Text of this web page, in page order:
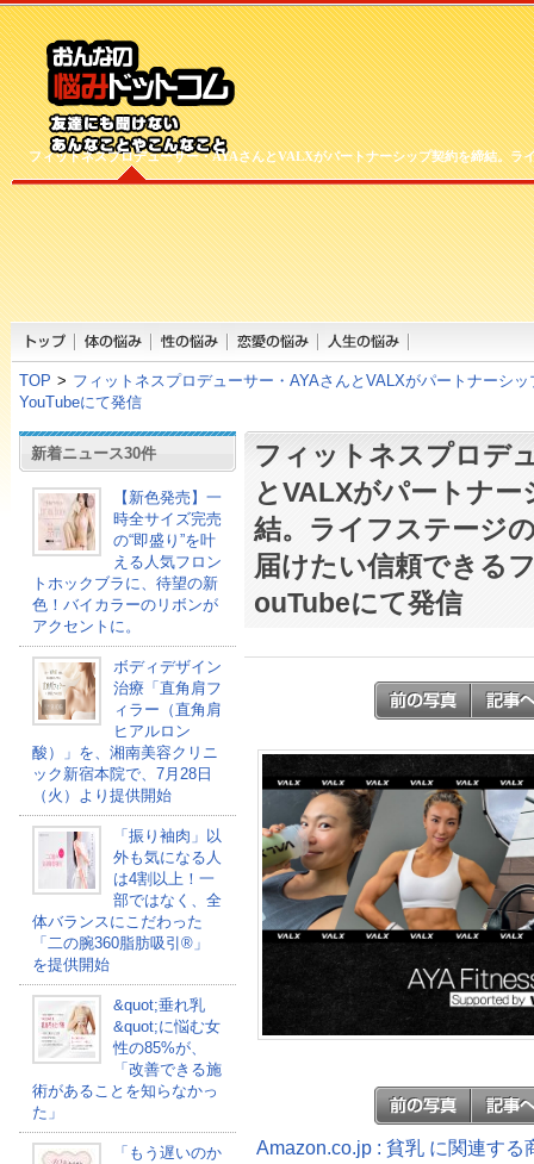
フィットネスプロデューサー・AYAさんとVALXがパートナーシップ契約を締結。ラ
TOP > フィットネスプロデューサー・AYAさんとVALXがパートナーシ
YouTubeにて発信
新着ニュース30件
【新色発売】一
時全サイズ完売
の“即盛り”を叶
える人気フロン
トホックブラに、待望の新
色！バイカラーのリボンが
アクセントに。
ボディデザイン
治療「直角肩フ
ィラー（直角肩
ヒアルロン
酸）」を、湘南美容クリニ
ック新宿本院で、7月28日
（火）より提供開始
「振り袖肉」以
外も気になる人
は4割以上！一
部ではなく、全
体バランスにこだわった
「二の腕360脂肪吸引®」
を提供開始
&quot;垂れ乳
&quot;に悩む女
性の85%が、
「改善できる施
術があることを知らなかっ
た」
「もう遅いのか
フィットネスプロデ
とVALXがパートナー
結。ライフステージ
届けたい信頼できる
ouTubeにて発信
Amazon.co.jp : 貧乳 に関連する